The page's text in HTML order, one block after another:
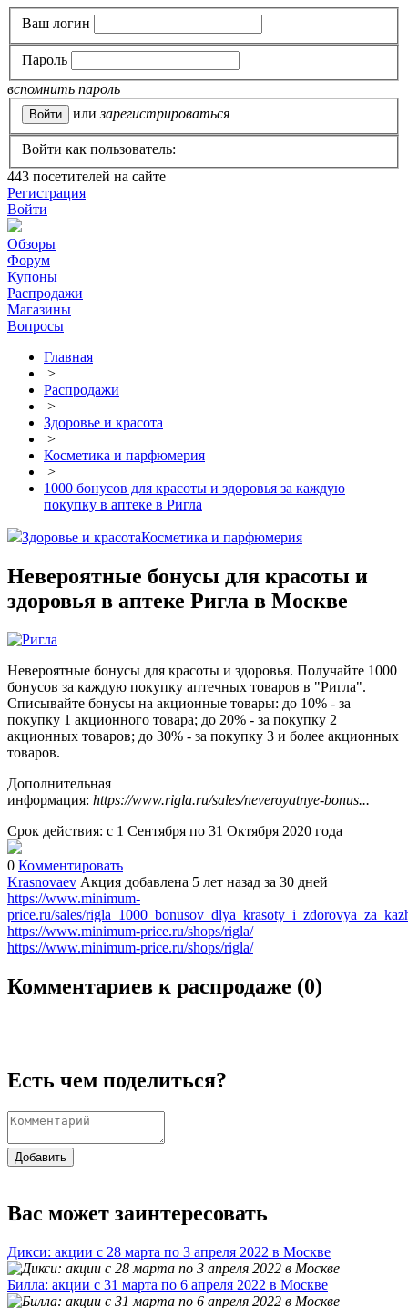
Ваш логин
Пароль
вспомнить пароль
или зарегистрироваться
Войти как пользователь:
443 посетителей на сайте
Регистрация
Войти
Обзоры
Форум
Купоны
Распродажи
Магазины
Вопросы
Главная
>
Распродажи
>
Здоровье и красота
>
Косметика и парфюмерия
>
1000 бонусов для красоты и здоровья за каждую
покупку в аптеке в Ригла
Здоровье и красотаКосметика и парфюмерия
Невероятные бонусы для красоты и
здоровья в аптеке Ригла в Москве
Невероятные бонусы для красоты и здоровья. Получайте 1000
бонусов за каждую покупку аптечных товаров в "Ригла".
Списывайте бонусы на акционные товары: до 10% - за
покупку 1 акционного товара; до 20% - за покупку 2
акционных товаров; до 30% - за покупку 3 и более акционных
товаров.
Дополнительная
информация: https://www.rigla.ru/sales/neveroyatnye-bonus...
Срок действия: с 1 Сентября по 31 Октября 2020 года
0 Комментировать
Krasnovaev Акция добавлена 5 лет назад за 30 дней
https://www.minimum-
price.ru/sales/
https://www.minimum-price.ru/shops/rigla/
https://www.minimum-price.ru/shops/rigla/
Комментариев к распродаже (0)
Есть чем поделиться?
Добавить
Вас может заинтересовать
Дикси: акции с 28 марта по 3 апреля 2022 в Москве
Билла: акции с 31 марта по 6 апреля 2022 в Москве